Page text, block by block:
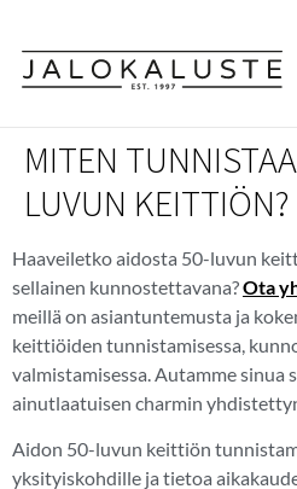
MITEN
LUVUN KEITTIÖN?
Haaveiletko aidosta 50-luvun
sellainen kunnostettavana?Ota
meillä on asiantuntemusta ja
keittiöiden tunnistamisessa,
valmistamisessa. Autamme sinua
ainutlaatuisen charmin
Aidon 50-luvun keittiön
yksityiskohdille ja tietoa